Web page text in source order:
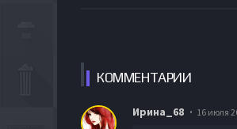
КОММЕНТАРИИ
Ирина_68 16 июля